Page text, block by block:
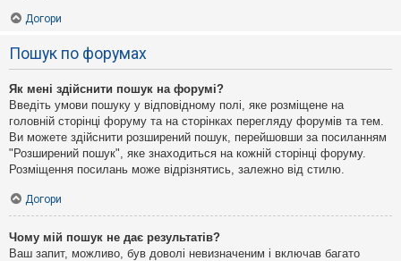
Догори
Пошук по форумах
Як мені здійснити пошук на форумі?
Введіть умови пошуку у відповідному полі, яке розміщене на
головній сторінці форуму та на сторінках перегляду форумів та тем.
Ви можете здійснити розширений пошук, перейшовши за посиланням
"Розширений пошук", яке знаходиться на кожній сторінці форуму.
Розміщення посилань може відрізнятись, залежно від стилю.
Догори
Чому мій пошук не дає результатів?
Ваш запит, можливо, був доволі невизначеним і включав багато